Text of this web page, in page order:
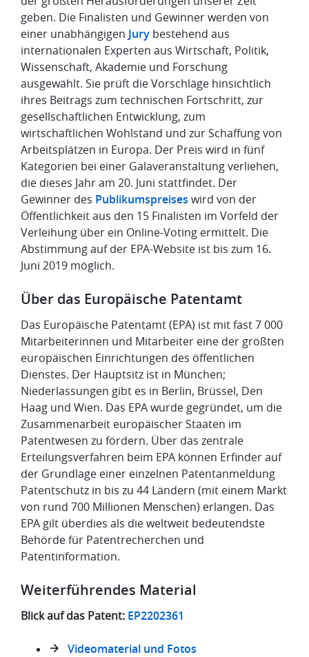
geben. Die Finalisten und Gewinner werden von
einer unabhängigen Jury bestehend aus
internationalen Experten aus Wirtschaft, Politik,
Wissenschaft, Akademie und Forschung
ausgewählt. Sie prüft die Vorschläge hinsichtlich
ihres Beitrags zum technischen Fortschritt, zur
gesellschaftlichen Entwicklung, zum
wirtschaftlichen Wohlstand und zur Schaffung von
Arbeitsplätzen in Europa. Der Preis wird in fünf
Kategorien bei einer Galaveranstaltung verliehen,
die dieses Jahr am 20. Juni stattfindet. Der
Gewinner des Publikumspreises wird von der
Öffentlichkeit aus den 15 Finalisten im Vorfeld der
Verleihung über ein Online-Voting ermittelt. Die
Abstimmung auf der EPA-Website ist bis zum 16.
Juni 2019 möglich.
Über das Europäische Patentamt
Das Europäische Patentamt (EPA) ist mit fast 7 000
Mitarbeiterinnen und Mitarbeiter eine der größten
europäischen Einrichtungen des öffentlichen
Dienstes. Der Hauptsitz ist in München;
Niederlassungen gibt es in Berlin, Brüssel, Den
Haag und Wien. Das EPA wurde gegründet, um die
Zusammenarbeit europäischer Staaten im
Patentwesen zu fördern. Über das zentrale
Erteilungsverfahren beim EPA können Erfinder auf
der Grundlage einer einzelnen Patentanmeldung
Patentschutz in bis zu 44 Ländern (mit einem Markt
von rund 700 Millionen Menschen) erlangen. Das
EPA gilt überdies als die weltweit bedeutendste
Behörde für Patentrecherchen und
Patentinformation.
Weiterführendes Material
Blick auf das Patent: EP2202361
Videomaterial und Fotos